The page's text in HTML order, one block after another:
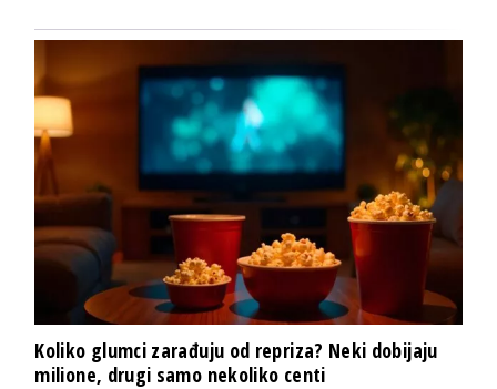
Koliko glumci zarađuju od repriza? Neki dobijaju
milione, drugi samo nekoliko centi